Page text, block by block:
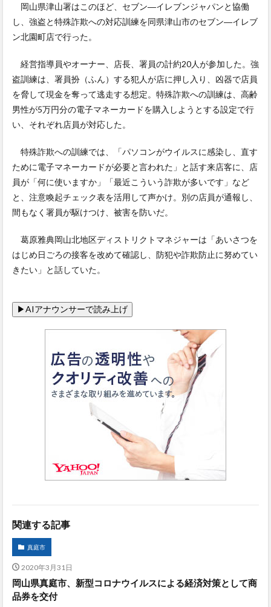
岡山県津山署はこのほど、セブン―イレブンジャパンと協働
し、強盗と特殊詐欺への対応訓練を同県津山市のセブン―イレブ
ン北園町店で行った。
経営指導員やオーナー、店長、署員の計約20人が参加した。強
盗訓練は、署員扮（ふん）する犯人が店に押し入り、凶器で店員
を脅して現金を奪って逃走する想定。特殊詐欺への訓練は、高齢
男性が5万円分の電子マネーカードを購入しようとする設定で行
い、それぞれ店員が対応した。
特殊詐欺への訓練では、「パソコンがウイルスに感染し、直す
ために電子マネーカードが必要と言われた」と話す来店客に、店
員が「何に使いますか」「最近こういう詐欺が多いです」など
と、注意喚起チェック表を活用して声かけ。別の店員が通報し、
間もなく署員が駆けつけ、被害を防いだ。
葛原雅典岡山北地区ディストリクトマネジャーは「あいさつを
はじめ日ごろの接客を改めて確認し、防犯や詐欺防止に努めてい
きたい」と話していた。
関連する記事
真庭市
2020年3月31日
岡山県真庭市、新型コロナウイルスによる経済対策として商
品券を交付